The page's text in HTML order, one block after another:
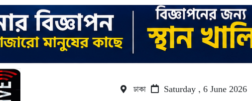
ঢাকা Saturday , 6 June 2026